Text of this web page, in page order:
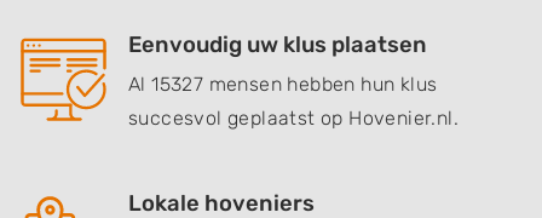
Eenvoudig uw klus plaatsen
Al 15327 mensen hebben hun klus
succesvol geplaatst op Hovenier.nl.
Lokale hoveniers